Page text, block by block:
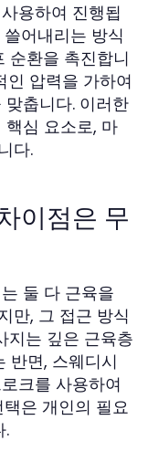
용하여 진행됩
어내리는 방식
순환을 촉진합니
인 압력을 가하여
춥니다. 이러한
심 요소로, 마
다.
이점은 무
둘 다 근육을
만, 그 접근 방식
지는 깊은 근육층
반면, 스웨디시
크를 사용하여
은 개인의 필요
.